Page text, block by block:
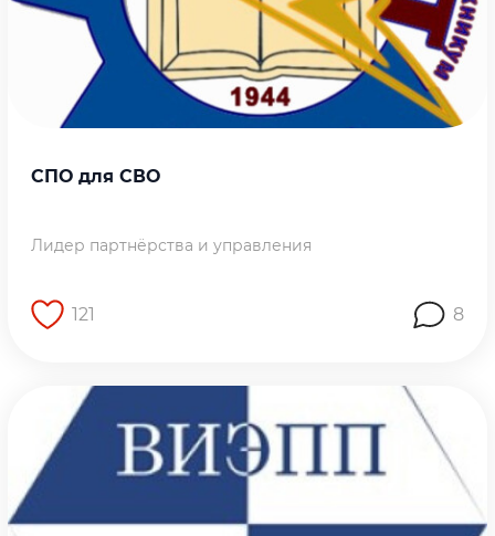
СПО для СВО
Лидер партнёрства и управления
121 8